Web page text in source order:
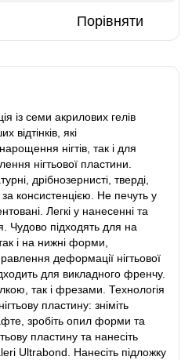
Порівняти
із семи акрилових гелів
відтінків, які
нігтів, так і для
нігтьової пластини.
дрібнозернисті, тверді,
за консистенцією. Не печуть у
Легкі у нанесенні та
Чудово підходять для на
і на нижні форми,
деформації нігтьової
для викладного френчу.
так і фрезами. Технологія
пластину: зніміть
зробіть опил форми та
пластину та нанесіть
Ultrabond. Нанесіть підложку